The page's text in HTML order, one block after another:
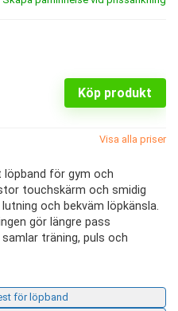
Köp produkt
Visa alla priser
löpband för gym och
touchskärm och smidig
och bekväm löpkänsla.
gör längre pass
träning, puls och
för löpband